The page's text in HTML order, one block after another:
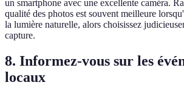
un smartphone avec une excellente caméra.
qualité des photos est souvent meilleure
la lumière naturelle, alors choisissez
capture.
8. Informez-vous sur les
locaux